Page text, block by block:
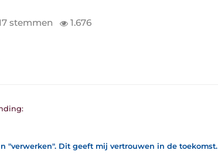
stemmen 1.676
"verwerken". Dit geeft mij vertrouwen in de toekomst.